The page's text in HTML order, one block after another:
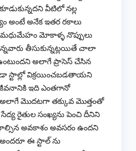
వీటిలో నల్ల
అంటే అనేక ఇతర రకాలు
మోకాళ్ళ నొప్పులు
తీసుకున్నట్లయితే చాలా
అలాగే ప్రాసెస్ చేసిన
స్టాల్లో విక్రయించబడతాయని
ఇది ఎంతగానో
అలాగే మొదటగా తక్కువ మొత్తంతో
సేద్య రైతుల సంఖ్యను పెంచి దీనిని
అవకాశం అవసరం ఉందని
ఈ స్టాల్ ను